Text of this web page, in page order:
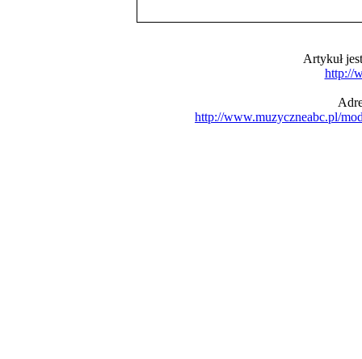
Artykuł
http://
http://www.muzyczneabc.pl/